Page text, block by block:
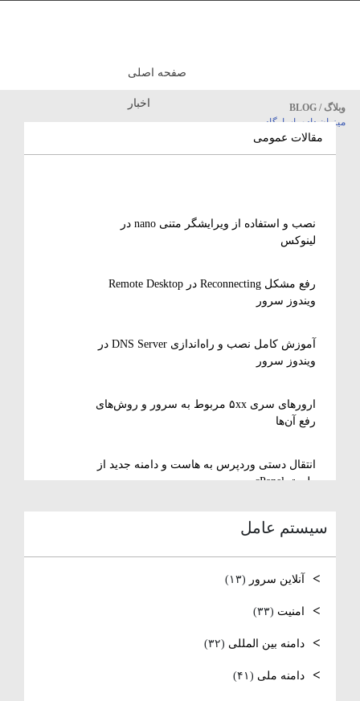
وبلاگ / BLOG
میزبان داده پاسارگاد
صفحه اصلی
اخبار
مقالات عمومی
نصب و استفاده از ویرایشگر متنی nano در
لینوکس
رفع مشکل Reconnecting در Remote Desktop
ویندوز سرور
آموزش کامل نصب و راه‌اندازی DNS Server در
ویندوز سرور
ارورهای سری ۵xx مربوط به سرور و روش‌های
رفع آن‌ها
انتقال دستی وردپرس به هاست و دامنه جدید از
طریق cPanel
سیستم عامل
آنلاین سرور (۱۳)
امنیت (۳۳)
دامنه بین المللی (۳۲)
دامنه ملی (۴۱)